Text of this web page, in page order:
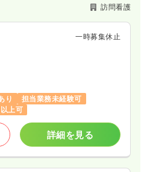
訪問看護
一時募集休止
り
担当業務未経験可
上可
詳細を見る